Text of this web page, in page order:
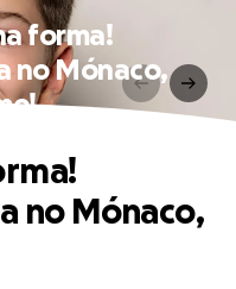
forma!
no Mónaco,
no Mónaco,